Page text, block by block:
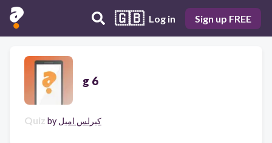
🇬🇧 Log in Sign up FREE
g 6
Quiz by كيرلس اميل